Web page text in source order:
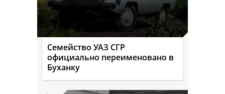
Семейство УАЗ СГР
официально переименовано в
Буханку